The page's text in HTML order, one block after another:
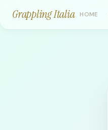
Grappling Italia HOME